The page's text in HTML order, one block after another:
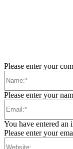
Please enter your
Please enter your
You have entered an
Please enter your